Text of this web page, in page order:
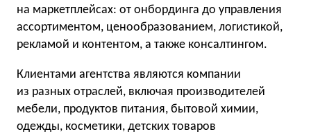
на маркетплейсах: от онбординга до управления
ассортиментом, ценообразованием, логистикой,
рекламой и контентом, а также консалтингом.
Клиентами агентства являются компании
из разных отраслей, включая производителей
мебели, продуктов питания, бытовой химии,
одежды, косметики, детских товаров